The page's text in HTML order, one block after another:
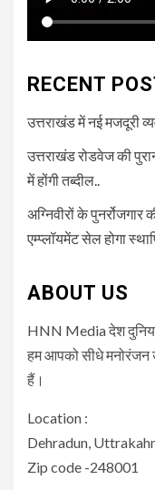
RECENT
उत्तराखंड में नई मजदूरी
उत्तराखंड रोडवेज की
में होंगी तब्दील..
अग्निवीरों के
एम्प्लॉयमेंट सेल होगा
ABOUT US
HNN Media देश
हम आपको सीधे मनोरंजन
हैं।
Location :
Dehradun,
Zip code -248001